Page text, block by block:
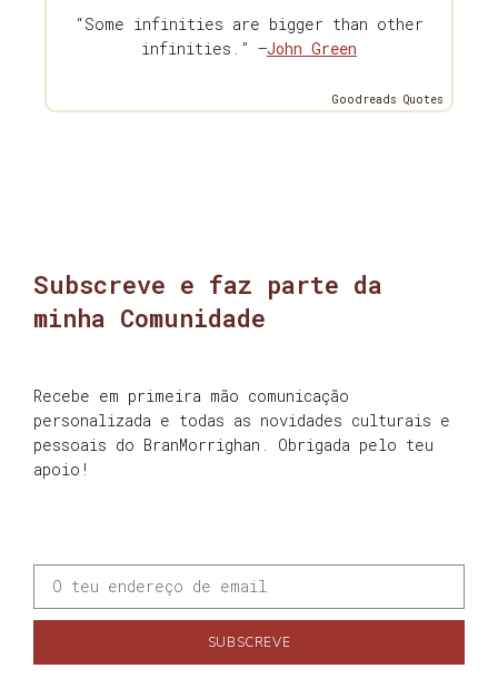
“Some infinities are bigger than other
infinities.” —John Green
Goodreads Quotes
Subscreve e faz parte da
minha Comunidade
Recebe em primeira mão comunicação
personalizada e todas as novidades culturais e
pessoais do BranMorrighan. Obrigada pelo teu
apoio!
SUBSCREVE